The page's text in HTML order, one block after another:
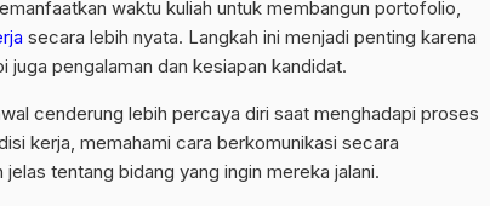
waktu kuliah untuk membangun portofolio,
secara lebih nyata. Langkah ini menjadi penting karena
juga pengalaman dan kesiapan kandidat.
cenderung lebih percaya diri saat menghadapi proses
kerja, memahami cara berkomunikasi secara
tentang bidang yang ingin mereka jalani.